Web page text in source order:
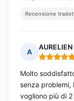
Recensione
A
AURELIEN
Nota: 5 su
Molto
senza problemi,
vogliono più di